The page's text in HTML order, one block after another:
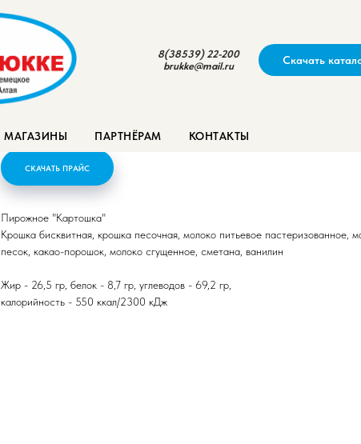
8(38539) 22-200
brukke@mail.ru
Скачать
МАГАЗИНЫ ПАРТНЁРАМ КОНТАКТЫ
СКАЧАТЬ ПРАЙС
Пирожное "Картошка"
Крошка бисквитная, крошка песочная, молоко питьевое пастеризованное,
песок, какао-порошок, молоко сгущенное, сметана, ванилин
Жир - 26,5 гр, белок - 8,7 гр, углеводов - 69,2 гр,
калорийность - 550 ккал/2300 кДж